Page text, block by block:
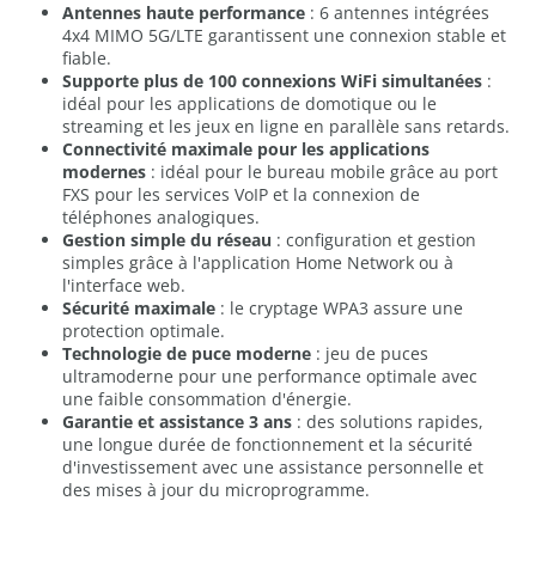
Antennes haute performance : 6 antennes intégrées
4x4 MIMO 5G/LTE garantissent une connexion stable et
fiable.
Supporte plus de 100 connexions WiFi simultanées :
idéal pour les applications de domotique ou le
streaming et les jeux en ligne en parallèle sans retards.
Connectivité maximale pour les applications
modernes : idéal pour le bureau mobile grâce au port
FXS pour les services VoIP et la connexion de
téléphones analogiques.
Gestion simple du réseau : configuration et gestion
simples grâce à l'application Home Network ou à
l'interface web.
Sécurité maximale : le cryptage WPA3 assure une
protection optimale.
Technologie de puce moderne : jeu de puces
ultramoderne pour une performance optimale avec
une faible consommation d'énergie.
Garantie et assistance 3 ans : des solutions rapides,
une longue durée de fonctionnement et la sécurité
d'investissement avec une assistance personnelle et
des mises à jour du microprogramme.